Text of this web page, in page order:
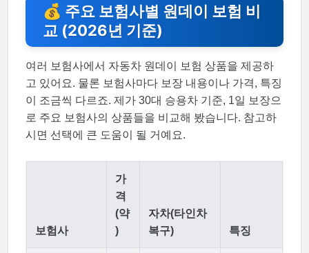
💰 주요 보험사별 원데이 보험 비
교 (2026년 기준)
여러 보험사에서 자동차 원데이 보험 상품을 제공하
고 있어요. 물론 보험사마다 보장 내용이나 가격, 특징
이 조금씩 다르죠. 제가 30대 승용차 기준, 1일 보장으
로 주요 보험사의 상품들을 비교해 봤습니다. 참고하
시면 선택에 큰 도움이 될 거예요.
보험사
가
격
(약
)
자차(타인차
복구)
특징